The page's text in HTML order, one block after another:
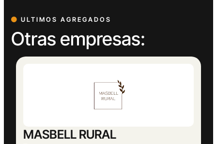
ULTIMOS AGREGADOS
Otras empresas: